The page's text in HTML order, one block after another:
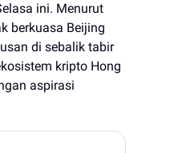
ini. Menurut
berkuasa Beijing
di sebalik tabir
kripto Hong
aspirasi